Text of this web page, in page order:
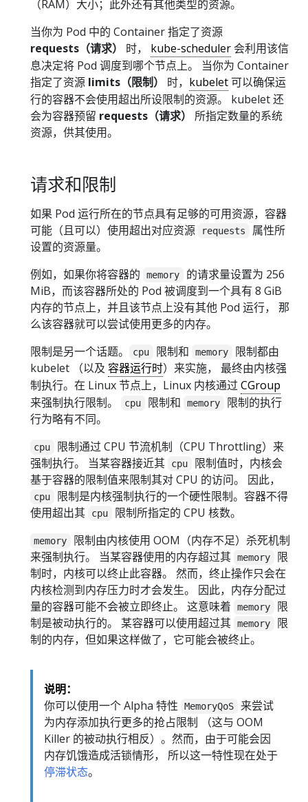
（RAM）大小；此外还有其他类型的资源。
当你为 Pod 中的 Container 指定了资源
requests（请求）
时， kube-scheduler 会利用该信
息决定将 Pod 调度到哪个节点上。 当你为 Container
指定了资源 limits（限制） 时， kubelet可以确保运
行的容器不会使用超出所设限制的资源。 kubelet 还
会为容器预留 requests（请求）
所指定数量的系统
资源，供其使用。
请求和限制
如果 Pod 运行所在的节点具有足够的可用资源，容器
可能（且可以）使用超出对应资源
requests
属性所
设置的资源量。
例如，如果你将容器的
memory
的请求量设置为 256
MiB，而该容器所处的 Pod 被调度到一个具有 8 GiB
内存的节点上，并且该节点上没有其他 Pod 运行， 那
么该容器就可以尝试使用更多的内存。
限制是另一个话题。
cpu 限制和 memory
限制都由
kubelet （以及 容器运行时）来实施， 最终由内核强
制执行。在 Linux 节点上，Linux 内核通过 CGroup
来强制执行限制。
cpu 限制和 memory
限制的执行
行为略有不同。
cpu
限制通过 CPU 节流机制（CPU Throttling）来
强制执行。 当某容器接近其
cpu
限制值时，内核会
基于容器的限制值来限制其对 CPU 的访问。 因此，
cpu
限制是内核强制执行的一个硬性限制。容器不得
使用超出其
cpu 限制所指定的 CPU 核数。
memory
限制由内核使用 OOM（内存不足）杀死机制
来强制执行。 当某容器使用的内存超过其 memory
限
制时，内核可以终止此容器。 然而，终止操作只会在
内核检测到内存压力时才会发生。 因此，内存分配过
量的容器可能不会被立即终止。 这意味着
memory
限
制是被动执行的。 某容器可以使用超过其 memory
限
制的内存，但如果这样做了，它可能会被终止。
说明：
你可以使用一个 Alpha 特性
MemoryQoS
来尝试
为内存添加执行更多的抢占限制 （这与 OOM
Killer 的被动执行相反）。然而，由于可能会因
内存饥饿造成活锁情形， 所以这一特性现在处于
停滞状态。